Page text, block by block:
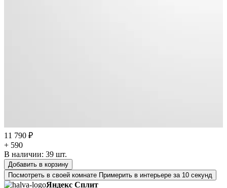
11 790 ₽
+ 590
В наличии: 39 шт.
Добавить в корзину
Посмотреть в своей комнате Примерить в интерьере за 10 секунд
Яндекс Сплит